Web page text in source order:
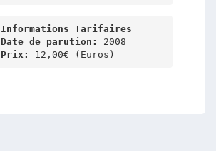
Informations Tarifaires
Date de parution:
Prix:
12,00€ (Euros)